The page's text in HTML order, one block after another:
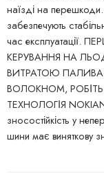
наїзді на
забезпечують
час експлуатації.
КЕРУВАННЯ НА
ВИТРАТОЮ
ВОЛОКНОМ, РОБІТЬ
ТЕХНОЛОГІЯ NOKIAN
зносостійкість у
шини має виняткову